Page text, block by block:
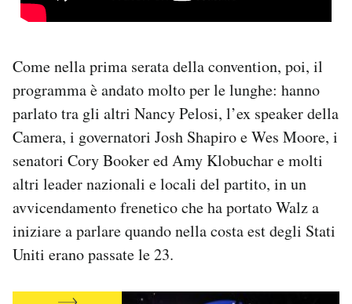
Come nella prima serata della convention, poi, il
programma è andato molto per le lunghe: hanno
parlato tra gli altri Nancy Pelosi, l’ex speaker della
Camera, i governatori Josh Shapiro e Wes Moore, i
senatori Cory Booker ed Amy Klobuchar e molti
altri leader nazionali e locali del partito, in un
avvicendamento frenetico che ha portato Walz a
iniziare a parlare quando nella costa est degli Stati
Uniti erano passate le 23.